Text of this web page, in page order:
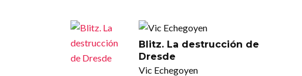
Blitz. La destrucción de
Dresde
Vic Echegoyen